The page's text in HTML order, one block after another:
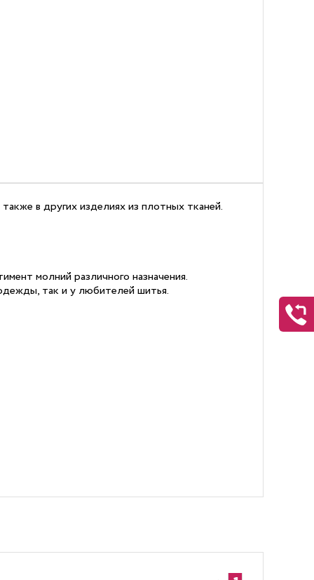
в других изделиях из плотных тканей.
молний различного назначения.
так и у любителей шитья.